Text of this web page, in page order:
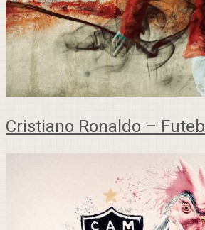
Cristiano Ronaldo –